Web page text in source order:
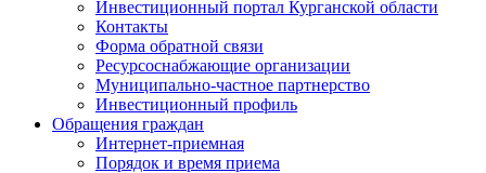
Инвестиционный портал Курганской области
Контакты
Форма обратной связи
Ресурсоснабжающие организации
Муниципально-частное партнерство
Инвестиционный профиль
Обращения граждан
Интернет-приемная
Порядок и время приема